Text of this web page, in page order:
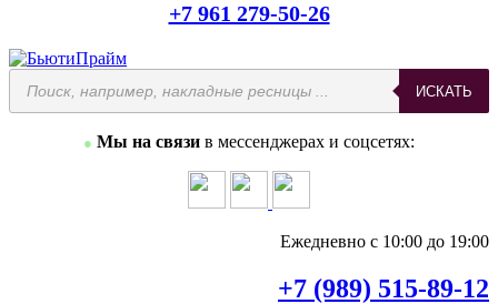
+7 961 279-50-26
Поиск
товаров
ИСКАТЬ
● Мы на связи в мессенджерах и соцсетях:
Ежедневно с 10:00 до 19:00
+7 (989) 515-89-12